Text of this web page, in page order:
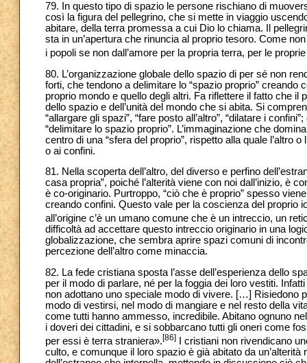
79. In questo tipo di spazio le persone rischiano di
così la figura del pellegrino, che si mette in viaggio
abitare, della terra promessa a cui Dio lo chiama. Il
sta in un’apertura che rinuncia al proprio tesoro. Come
i popoli se non dall’amore per la propria terra, per le
80. L’organizzazione globale dello spazio di per sé non
forti, che tendono a delimitare lo “spazio proprio” creando
proprio mondo e quello degli altri. Fa riflettere il fatto che il
dello spazio e dell’unità del mondo che si abita. Si
“allargare gli spazi”, “fare posto all’altro”, “dilatare i
“delimitare lo spazio proprio”. L’immaginazione che
centro di una “sfera del proprio”, rispetto alla quale l’altro
o ai confini.
81. Nella scoperta dell’altro, del diverso e perfino
casa propria”, poiché l’alterità viene con noi dall’inizio, è
è co-originario. Purtroppo, “ciò che è proprio” spesso
creando confini. Questo vale per la coscienza del proprio
all’origine c’è un umano comune che è un intreccio, un
difficoltà ad accettare questo intreccio originario in una
globalizzazione, che sembra aprire spazi comuni di
percezione dell’altro come minaccia.
82. La fede cristiana sposta l’asse dell’esperienza dello
per il modo di parlare, né per la foggia dei loro vestiti.
non adottano uno speciale modo di vivere. […] Risiedono
modo di vestirsi, nel modo di mangiare e nel resto della
come tutti hanno ammesso, incredibile. Abitano ognuno
i doveri dei cittadini, e si sobbarcano tutti gli oneri come
per essi è terra straniera».[86]
I cristiani non rivendicano
culto, e comunque il loro spazio è già abitato da